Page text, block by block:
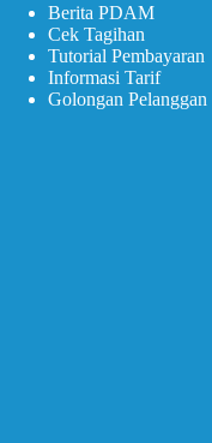
Berita PDAM
Cek Tagihan
Tutorial Pembayaran
Informasi Tarif
Golongan Pelanggan